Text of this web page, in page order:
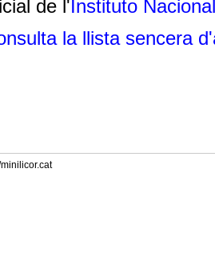
de l'Instituto
la llista sencera